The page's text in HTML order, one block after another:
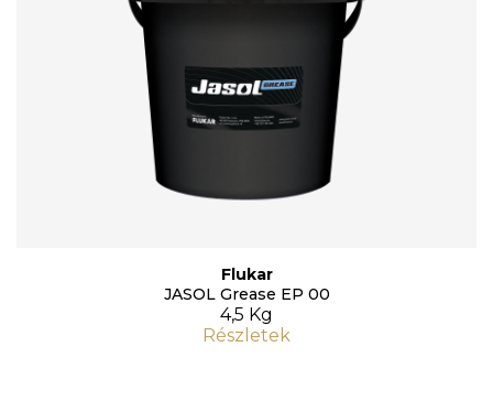
Flukar
JASOL Grease EP 00
4,5 Kg
Részletek